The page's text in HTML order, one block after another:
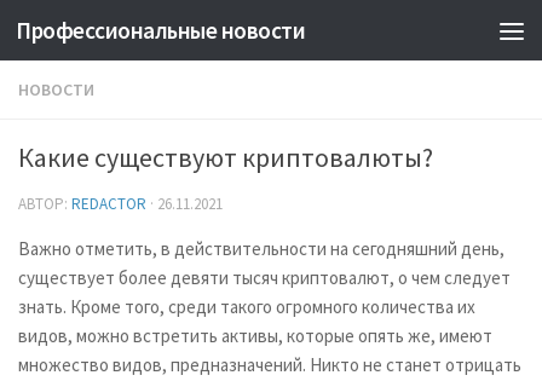
Профессиональные новости
НОВОСТИ
Какие существуют криптовалюты?
АВТОР: REDACTOR · 26.11.2021
Важно отметить, в действительности на сегодняшний день,
существует более девяти тысяч криптовалют, о чем следует
знать. Кроме того, среди такого огромного количества их
видов, можно встретить активы, которые опять же, имеют
множество видов, предназначений. Никто не станет отрицать